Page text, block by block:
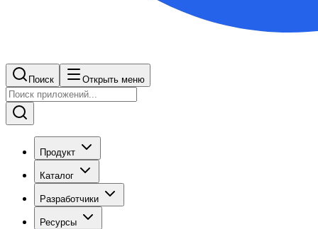
Поиск Открыть меню
Продукт
Каталог
Разработчики
Ресурсы